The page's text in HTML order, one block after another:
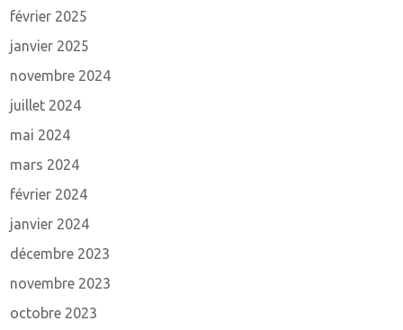
février 2025
janvier 2025
novembre 2024
juillet 2024
mai 2024
mars 2024
février 2024
janvier 2024
décembre 2023
novembre 2023
octobre 2023